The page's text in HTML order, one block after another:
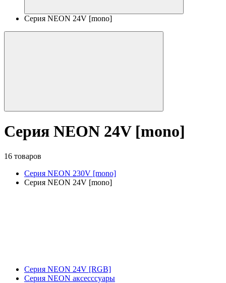
Серия NEON 24V [mono]
Серия NEON 24V [mono]
16 товаров
Серия NEON 230V [mono]
Серия NEON 24V [mono]
Серия NEON 24V [RGB]
Серия NEON аксесссуары